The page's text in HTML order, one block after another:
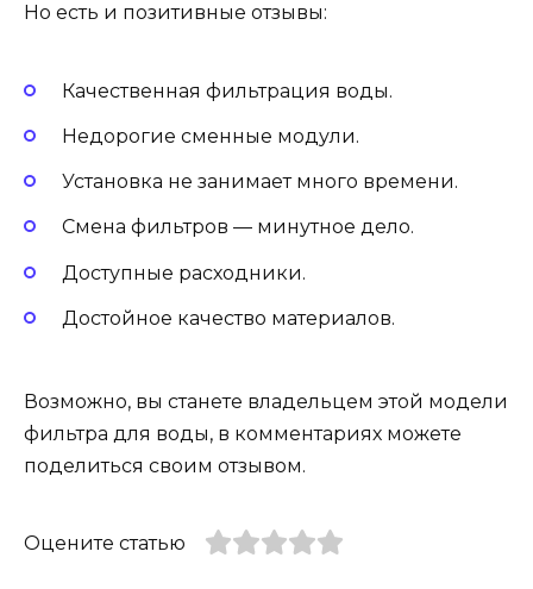
Но есть и позитивные отзывы:
Качественная фильтрация воды.
Недорогие сменные модули.
Установка не занимает много времени.
Смена фильтров — минутное дело.
Доступные расходники.
Достойное качество материалов.
Возможно, вы станете владельцем этой модели
фильтра для воды, в комментариях можете
поделиться своим отзывом.
Оцените статью